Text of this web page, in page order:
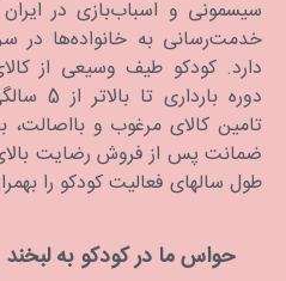
خدمت‌رسانی به خانواده‌ها در
دارد. كودكو طیف وسیعی از
دوره
تامین کالای مرغوب و بااصالت،
ضمانت پس از فروش رضایت
طول سالهای فعالیت کودکو را
حواس ما در كودكو به